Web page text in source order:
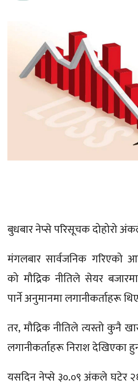
बुधबार नेप्से परिसूचक दोहोरो
मंगलबार सार्वजनिक गरिएको
को मौद्रिक नीतिले सेयर
पार्ने अनुमानमा लगानीकर्ताहरू
तर, मौद्रिक नीतिले त्यस्तो कुनै
लगानीकर्ताहरू निराश देखिएका
यसदिन नेप्से ३०.०९ अंकले घटेर